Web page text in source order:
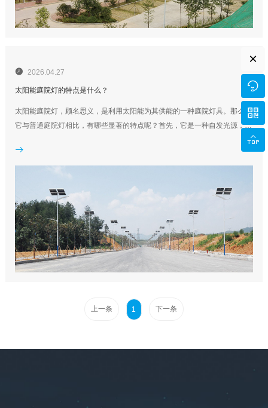
 2026.04.27
太阳能庭院灯的特点是什么？
太阳能庭院灯，顾名思义，是利用太阳能为其供能的一种庭院灯具。那么，
它与普通庭院灯相比，有哪些显著的特点呢？首先，它是一种自发光源，与
电灯相比不需要外部的能源供给。只要天气晴好，足够光照，夜晚它就能够
自动发光。这样的特点，不仅可以省去电费，避免了电费波动所带来的费用

上一条 1 下一条
×


